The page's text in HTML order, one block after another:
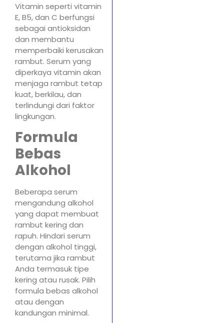
Vitamin seperti vitamin
E, B5, dan C berfungsi
sebagai antioksidan
dan membantu
memperbaiki kerusakan
rambut. Serum yang
diperkaya vitamin akan
menjaga rambut tetap
kuat, berkilau, dan
terlindungi dari faktor
lingkungan.
Formula
Bebas
Alkohol
Beberapa serum
mengandung alkohol
yang dapat membuat
rambut kering dan
rapuh. Hindari serum
dengan alkohol tinggi,
terutama jika rambut
Anda termasuk tipe
kering atau rusak. Pilih
formula bebas alkohol
atau dengan
kandungan minimal.